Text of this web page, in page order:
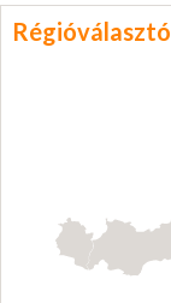
Régióválasztó